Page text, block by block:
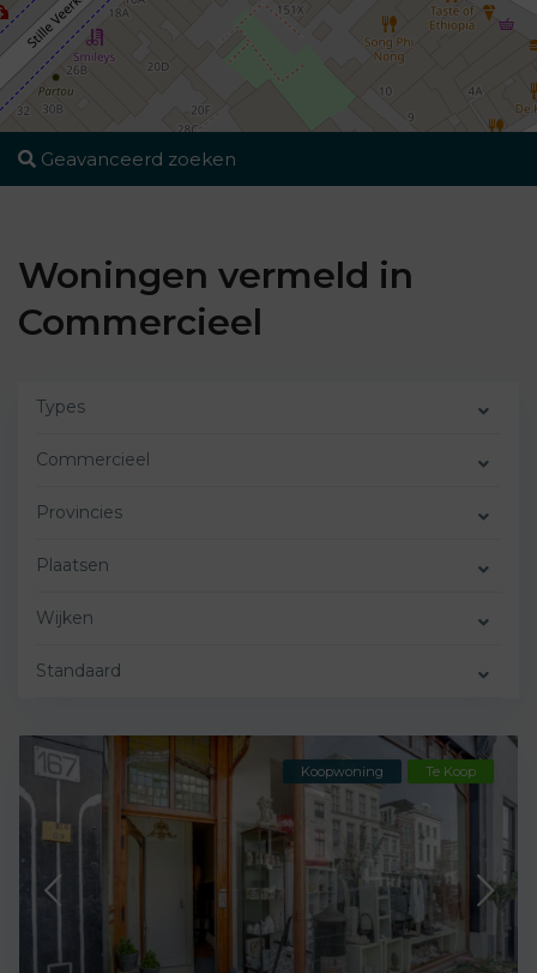
Geavanceerd zoeken
Woningen vermeld in
Commercieel
Types
Commercieel
Provincies
Plaatsen
Wijken
Standaard
Koopwoning Te Koop